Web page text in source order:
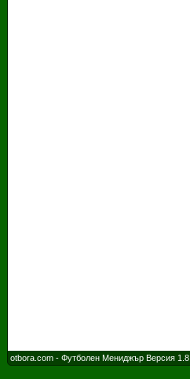
otbora.com - Футболен Мениджър Версия 1.8